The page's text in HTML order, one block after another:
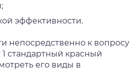
эффективности.
непосредственно к вопросу
1 стандартный красный
его виды в